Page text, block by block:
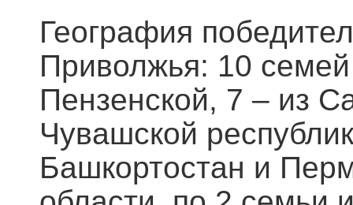
География
Приволжья: 10
Пензенской, 7 – из
Чувашской
Башкортостан и